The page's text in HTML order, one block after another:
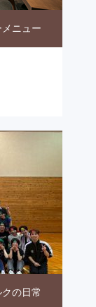
ニュー
クの日常